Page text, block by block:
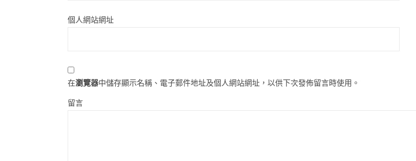
個人網站網址
在瀏覽器中儲存顯示名稱、電子郵件地址及個人網站網址，以供下次發佈留言時使用。
留言